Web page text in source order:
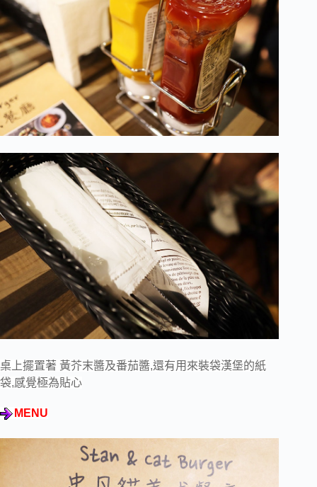
桌上擺置著 黃芥末醬及番茄醬,還有用來裝袋漢堡的紙
袋,感覺極為貼心
MENU